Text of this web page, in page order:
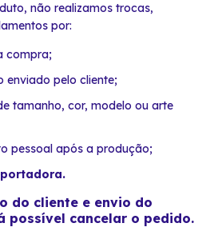
não realizamos trocas,
por:
compra;
enviado pelo cliente;
tamanho, cor, modelo ou arte
pessoal após a produção;
do cliente e envio do
possível cancelar o pedido.